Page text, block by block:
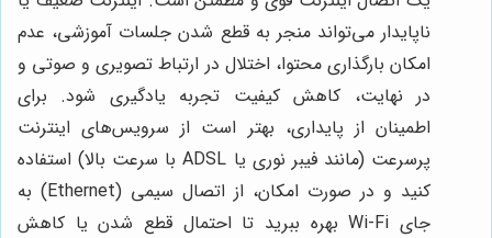
ناپایدار می‌تواند منجر به قطع شدن جلسات آموزشی، عدم
امکان بارگذاری محتوا، اختلال در ارتباط تصویری و صوتی و
در نهایت، کاهش کیفیت تجربه یادگیری شود. برای
اطمینان از پایداری، بهتر است از سرویس‌های اینترنت
پرسرعت (مانند فیبر نوری یا ADSL با سرعت بالا) استفاده
کنید و در صورت امکان، از اتصال سیمی (Ethernet) به
جای Wi-Fi بهره ببرید تا احتمال قطع شدن یا کاهش